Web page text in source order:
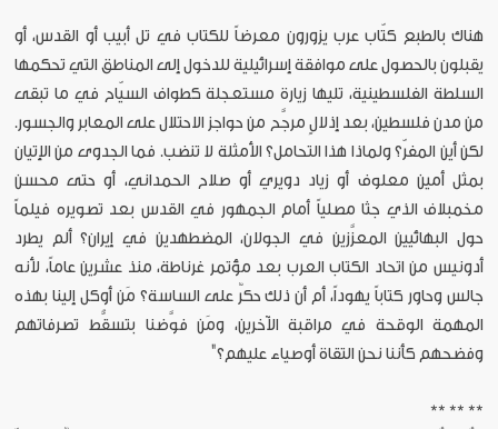
هناك بالطبع كتّاب عرب يزورون معرضاً للكتاب في تل أبيب أو القدس، أو
يقبلون بالحصول على موافقة إسرائيلية للدخول إلى المناطق التي تحكمها
السلطة الفلسطينية، تليها زيارة مستعجلة كطواف السيّاح في ما تبقى
من مدن فلسطين، بعد إذلالٍ مرجَّح من حواجز الاحتلال على المعابر والجسور.
لكن أين المفرّ؟ ولماذا هذا التحامل؟ الأمثلة لا تنضب. فما الجدوى من الإتيان
بمثل أمين معلوف أو زياد دويري أو صلاح الحمداني، أو حتى محسن
مخمبلاف الذي جثا مصلياً أمام الجمهور في القدس بعد تصويره فيلماً
حول البهائيين المعزَّزين في الجولان، المضطهدين في إيران؟ ألم يطرد
أدونيس من اتحاد الكتاب العرب بعد مؤتمر غرناطة، منذ عشرين عاماً، لأنه
جالس وحاور كتاباً يهوداً، أم أن ذلك حكرٌ على الساسة؟ مَن أوكل إلينا بهذه
المهمة الوقحة في مراقبة الآخرين، ومَن فوَّضنا بتسقُّط تصرفاتهم
وفضحهم كأننا نحن التقاة أوصياء عليهم؟"
** ** **